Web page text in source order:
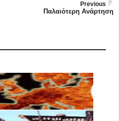
Previous
Παλαιότερη Ανάρτηση